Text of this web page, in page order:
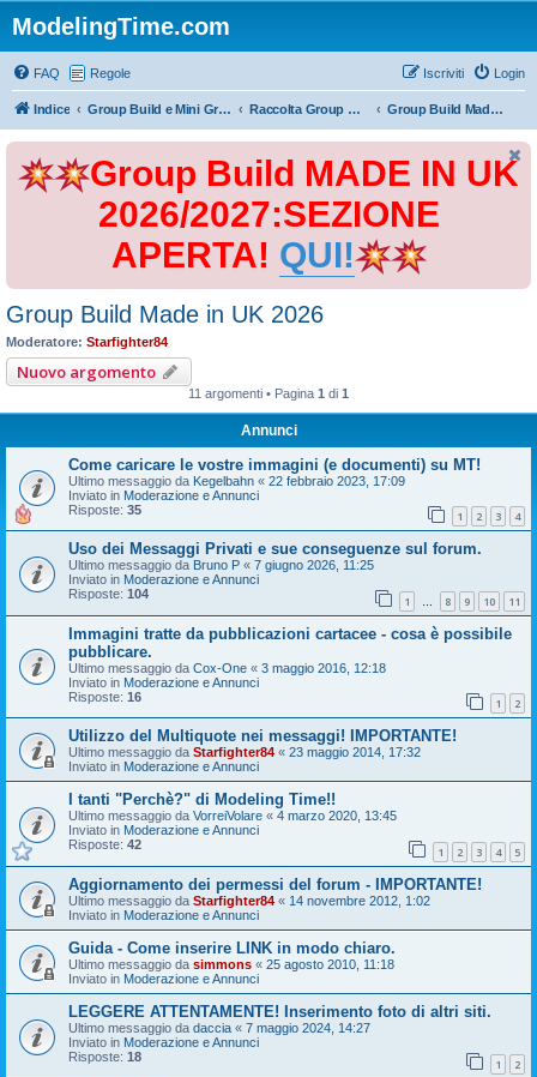
ModelingTime.com
FAQ Regole Login
Iscriviti
Indice Group Build e Mini Group Build Raccolta Group Build Group Build Made in UK 2026
Group Build MADE IN UK
2026/2027:SEZIONE
APERTA! QUI!
Group Build Made in UK 2026
Moderatore: Starfighter84
Nuovo argomento
11 argomenti • Pagina 1 di 1
Annunci
Come caricare le vostre immagini (e documenti) su MT!
Ultimo messaggio da Kegelbahn « 22 febbraio 2023, 17:09
Inviato in Moderazione e Annunci
Risposte: 35 1 2 3 4
Uso dei Messaggi Privati e sue conseguenze sul forum.
Ultimo messaggio da Bruno P « 7 giugno 2026, 11:25
Inviato in Moderazione e Annunci
Risposte: 104 1 … 8 9 10 11
Immagini tratte da pubblicazioni cartacee - cosa è possibile
pubblicare.
Ultimo messaggio da Cox-One « 3 maggio 2016, 12:18
Inviato in Moderazione e Annunci
Risposte: 16 1 2
Utilizzo del Multiquote nei messaggi! IMPORTANTE!
Ultimo messaggio da Starfighter84 « 23 maggio 2014, 17:32
Inviato in Moderazione e Annunci
I tanti "Perchè?" di Modeling Time!!
Ultimo messaggio da VorreiVolare « 4 marzo 2020, 13:45
Inviato in Moderazione e Annunci
Risposte: 42 1 2 3 4 5
Aggiornamento dei permessi del forum - IMPORTANTE!
Ultimo messaggio da Starfighter84 « 14 novembre 2012, 1:02
Inviato in Moderazione e Annunci
Guida - Come inserire LINK in modo chiaro.
Ultimo messaggio da simmons « 25 agosto 2010, 11:18
Inviato in Moderazione e Annunci
LEGGERE ATTENTAMENTE! Inserimento foto di altri siti.
Ultimo messaggio da daccia « 7 maggio 2024, 14:27
Inviato in Moderazione e Annunci
Risposte: 18 1 2